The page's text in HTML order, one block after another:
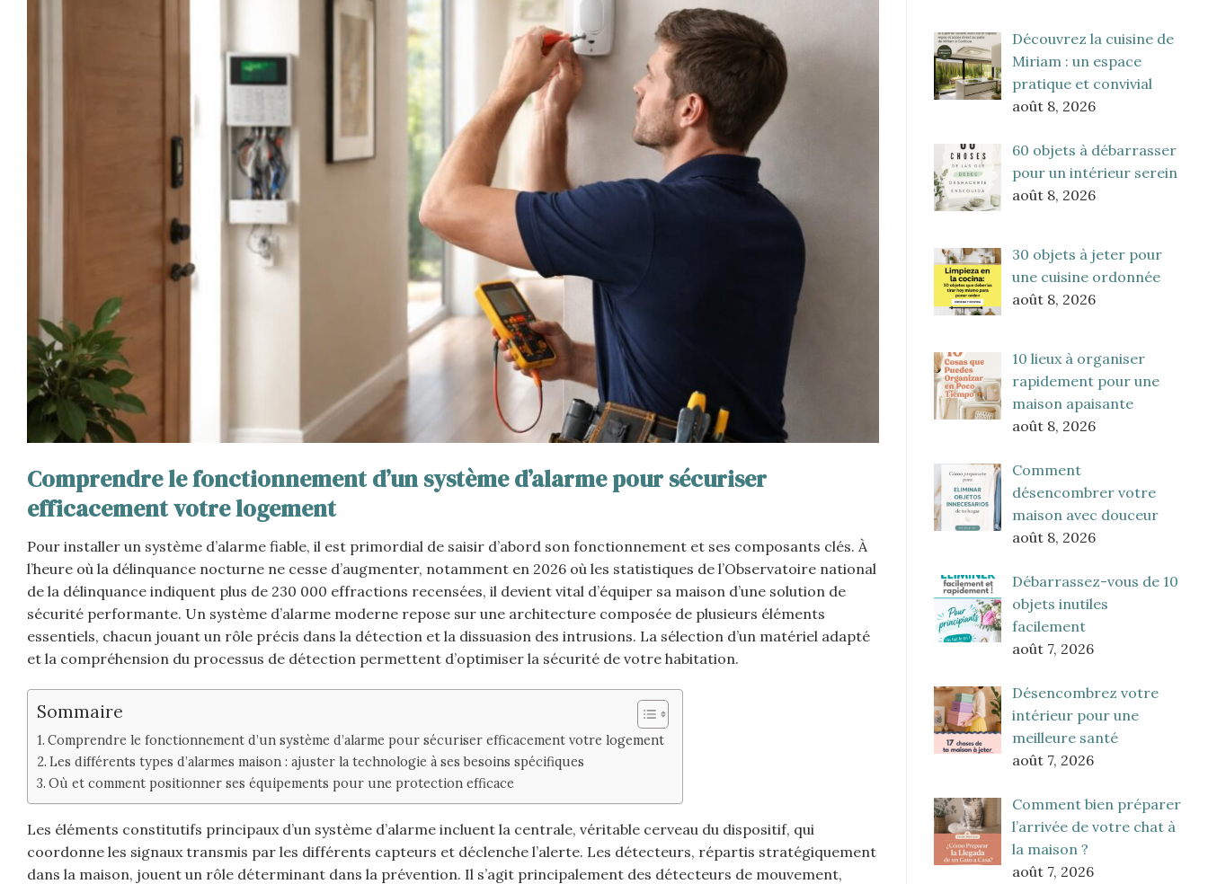
Comprendre le fonctionnement d’un système d’alarme pour sécuriser
efficacement votre logement
Pour installer un système d’alarme fiable, il est primordial de saisir d’abord son fonctionnement et ses composants clés. À
l’heure où la délinquance nocturne ne cesse d’augmenter, notamment en 2026 où les statistiques de l’Observatoire national
de la délinquance indiquent plus de 230 000 effractions recensées, il devient vital d’équiper sa maison d’une solution de
sécurité performante. Un système d’alarme moderne repose sur une architecture composée de plusieurs éléments
essentiels, chacun jouant un rôle précis dans la détection et la dissuasion des intrusions. La sélection d’un matériel adapté
et la compréhension du processus de détection permettent d’optimiser la sécurité de votre habitation.
Sommaire
Comprendre le fonctionnement d’un système d’alarme pour sécuriser efficacement votre logement
Les différents types d’alarmes maison : ajuster la technologie à ses besoins spécifiques
Où et comment positionner ses équipements pour une protection efficace
Les éléments constitutifs principaux d’un système d’alarme incluent la centrale, véritable cerveau du dispositif, qui
coordonne les signaux transmis par les différents capteurs et déclenche l’alerte. Les détecteurs, répartis stratégiquement
dans la maison, jouent un rôle déterminant dans la prévention. Il s’agit principalement des détecteurs de mouvement,
Découvrez la cuisine de
Miriam : un espace
pratique et convivial
août 8, 2026
60 objets à débarrasser
pour un intérieur serein
août 8, 2026
30 objets à jeter pour
une cuisine ordonnée
août 8, 2026
10 lieux à organiser
rapidement pour une
maison apaisante
août 8, 2026
Comment
désencombrer votre
maison avec douceur
août 8, 2026
Débarrassez-vous de 10
objets inutiles
facilement
août 7, 2026
Désencombrez votre
intérieur pour une
meilleure santé
août 7, 2026
Comment bien préparer
l’arrivée de votre chat à
la maison ?
août 7, 2026